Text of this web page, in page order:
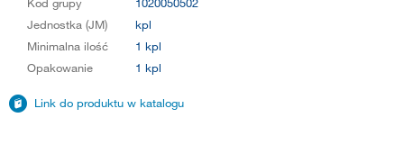
Jednostka (JM)
kpl
Minimalna ilość
1 kpl
Opakowanie
1 kpl
Link do produktu w katalogu